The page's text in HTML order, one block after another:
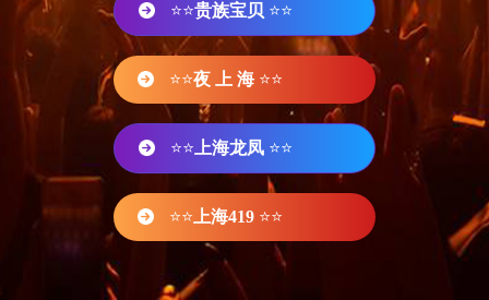
⭐⭐贵族宝贝 ⭐⭐
⭐⭐夜 上 海 ⭐⭐
⭐⭐ 上海龙凤 ⭐⭐
⭐⭐ 上海419 ⭐⭐